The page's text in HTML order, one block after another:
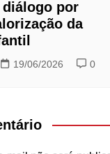
diálogo por
da
19/06/2026 0